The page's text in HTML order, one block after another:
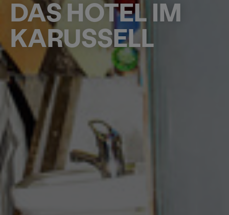
DAS HOTEL IM
KARUSSELL